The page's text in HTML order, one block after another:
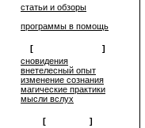
статьи и обзоры
программы в помощь
[
]
cновидения
внетелесный опыт
изменение сознания
магические практики
мысли вслух
[
]